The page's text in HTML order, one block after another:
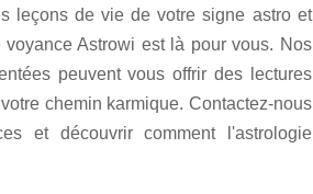
leçons de vie de votre signe astro et
Astrowi est là pour vous. Nos
peuvent vous offrir des lectures
chemin karmique. Contactez-nous
et découvrir comment l'astrologie